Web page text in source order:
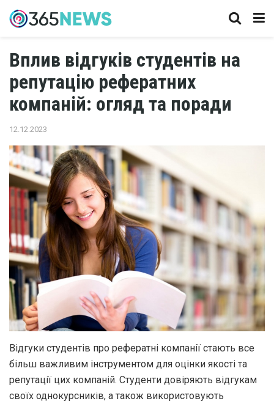
Вплив відгуків студентів на
репутацію рефератних
компаній: огляд та поради
12.12.2023
Відгуки студентів про рефератні компанії стають все
більш важливим інструментом для оцінки якості та
репутації цих компаній. Студенти довіряють відгукам
своїх однокурсників, а також використовують